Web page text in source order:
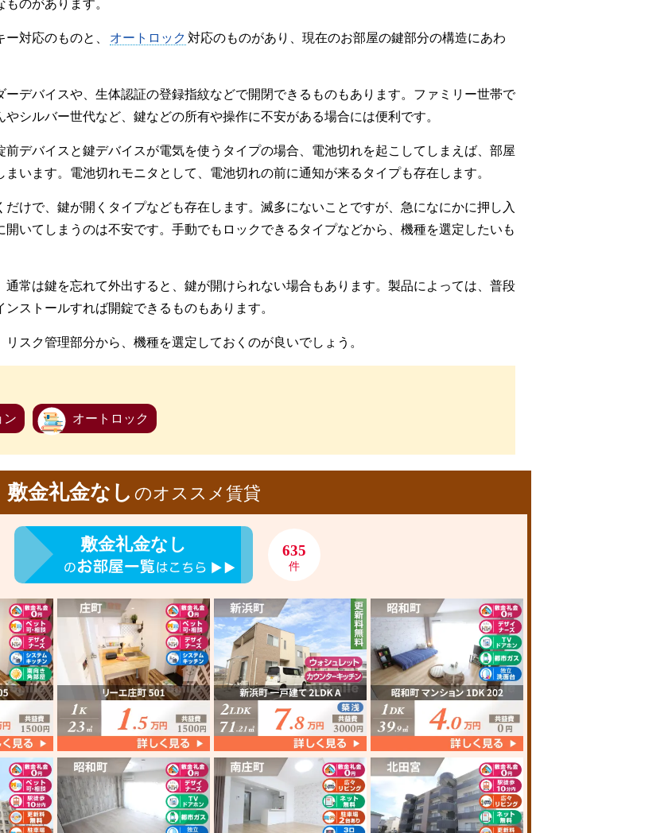
のがあります。
対応のものと、 オートロック 対応のものがあり、現在のお部屋の鍵部分の構造にあわ
デバイスや、生体認証の登録指紋などで開閉できるものもあります。ファミリー世帯で
シルバー世代など、鍵などの所有や操作に不安がある場合には便利です。
デバイスと鍵デバイスが電気を使うタイプの場合、電池切れを起こしてしまえば、部屋
います。電池切れモニタとして、電池切れの前に通知が来るタイプも存在します。
けで、鍵が開くタイプなども存在します。滅多にないことですが、急になにかに押し入
いてしまうのは不安です。手動でもロックできるタイプなどから、機種を選定したいも
常は鍵を忘れて外出すると、鍵が開けられない場合もあります。製品によっては、普段
ストールすれば開錠できるものもあります。
スク管理部分から、機種を選定しておくのが良いでしょう。
ン オートロック
敷金礼金なし のオススメ賃貸
敷金礼金なし 635
件